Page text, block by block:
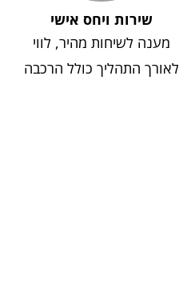
שירות ויחס אישי
מענה לשיחות מהיר, לווי
לאורך התהליך כולל הרכבה